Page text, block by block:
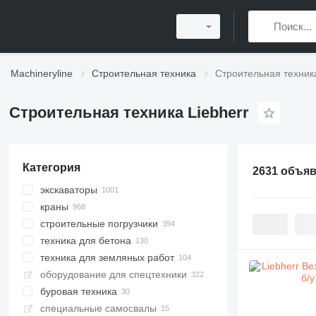
Machineryline Строительная техника Строительная
Строительная техника Liebherr
Категория
экскаваторы
гусеничные экскаваторы
колесные экскаваторы
экскаваторы для перевалки
экскаваторы на рельсовом ходу
драглайны
краны
вездеходные краны
автокраны
башенные краны
гусеничные краны
быстромонтируемые башенные
строительные погрузчики
фронтальные погрузчики
погрузчики гусеничные
телескопические погрузчики
мультифункциональные
техника для бетона
автобетоносмесители
бетонные заводы
мобильные бетонные заводы
автобетононасосы
бетономешалки
техника для земляных работ
бульдозеры
грейдеры
оборудование для спецтехники
буровая техника
буровые установки
специальные самосвалы
2631